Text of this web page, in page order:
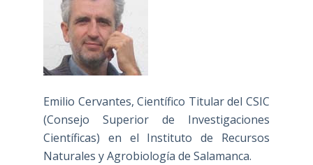
Emilio Cervantes, Científico Titular del CSIC
(Consejo Superior de Investigaciones
Científicas) en el Instituto de Recursos
Naturales y Agrobiología de Salamanca.